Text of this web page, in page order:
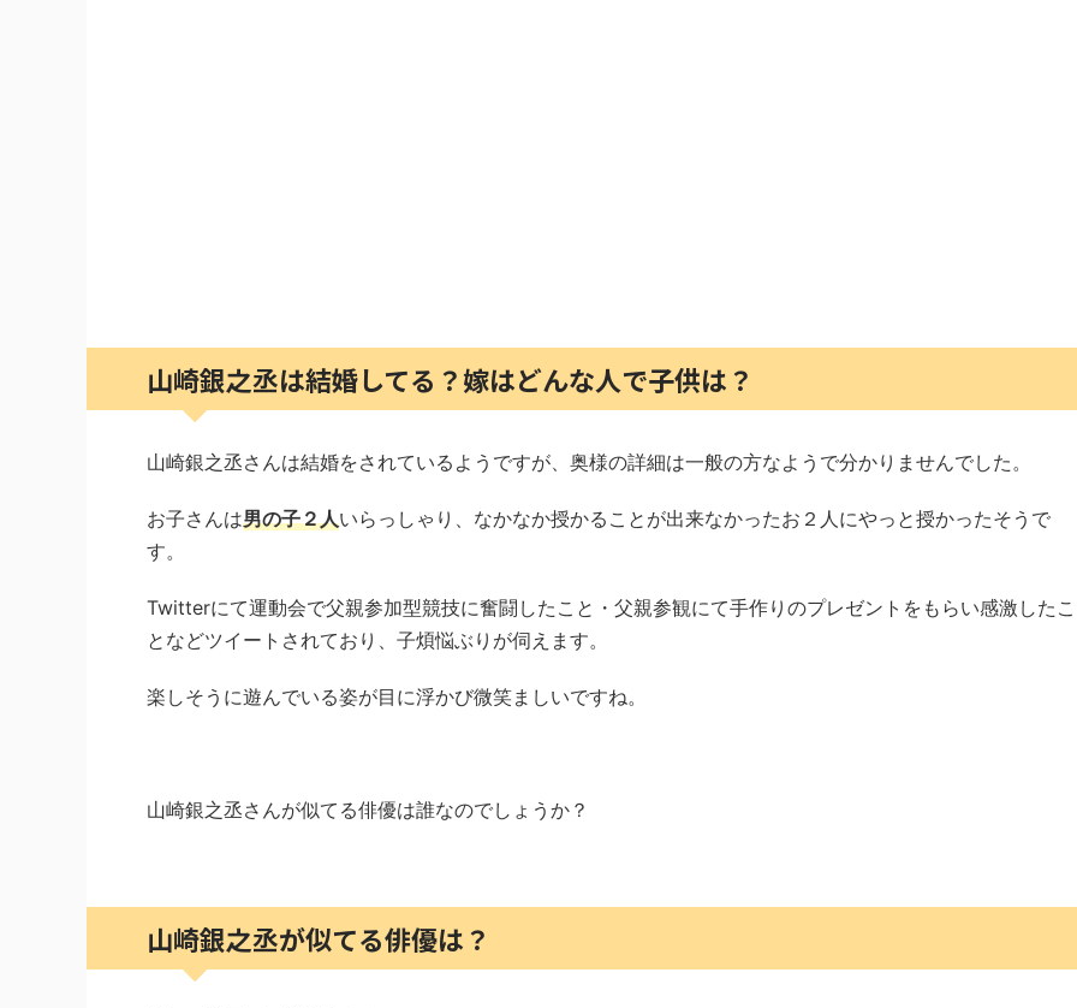
山崎銀之丞は結婚してる？嫁はどんな人で子供は？
山崎銀之丞さんは結婚をされているようですが、奥様の詳細は一般の方なようで分かりませんでした。
お子さんは男の子２人いらっしゃり、なかなか授かることが出来なかったお２人にやっと授かったそうで
す。
Twitterにて運動会で父親参加型競技に奮闘したこと・父親参観にて手作りのプレゼントをもらい感激したこ
となどツイートされており、子煩悩ぶりが伺えます。
楽しそうに遊んでいる姿が目に浮かび微笑ましいですね。
山崎銀之丞さんが似てる俳優は誰なのでしょうか？
山崎銀之丞が似てる俳優は？